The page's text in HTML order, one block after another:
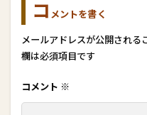
コ メントを書く
メールアドレスが公開される
欄は必須項目です
コメント ※